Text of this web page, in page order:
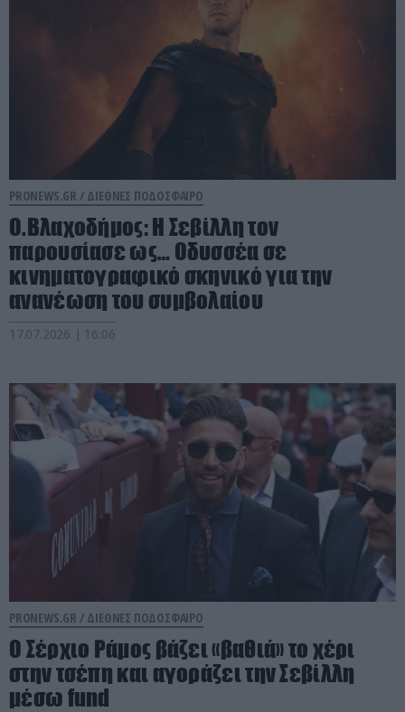
PRONEWS.GR / ΔΙΕΘΝΕΣ ΠΟΔΟΣΦΑΙΡΟ
Ο.Βλαχοδήμος: Η Σεβίλλη τον
παρουσίασε ως… Οδυσσέα σε
κινηματογραφικό σκηνικό για την
ανανέωση του συμβολαίου
17.07.2026 | 16:06
PRONEWS.GR / ΔΙΕΘΝΕΣ ΠΟΔΟΣΦΑΙΡΟ
Ο Σέρχιο Ράμος βάζει «βαθιά» το χέρι
στην τσέπη και αγοράζει την Σεβίλλη
μέσω fund